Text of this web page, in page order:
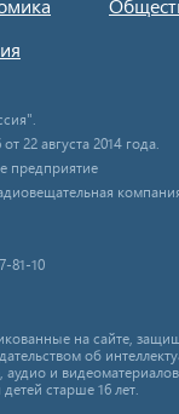
22 августа 2014 года.
предприятие
81-10
на сайте,
об
и
старше 16 лет.